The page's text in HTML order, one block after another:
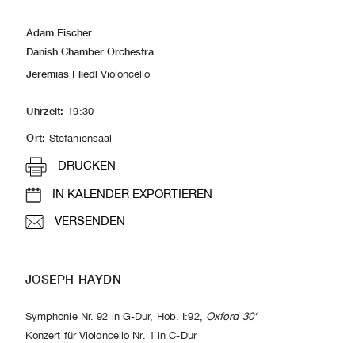
Adam Fischer
Danish Chamber Orchestra
Jeremias Fliedl Violoncello
Uhrzeit: 19:30
Ort: Stefaniensaal
DRUCKEN
IN KALENDER EXPORTIEREN
VERSENDEN
JOSEPH HAYDN
Symphonie Nr. 92 in G-Dur, Hob. I:92, Oxford 30‘
Konzert für Violoncello Nr. 1 in C-Dur